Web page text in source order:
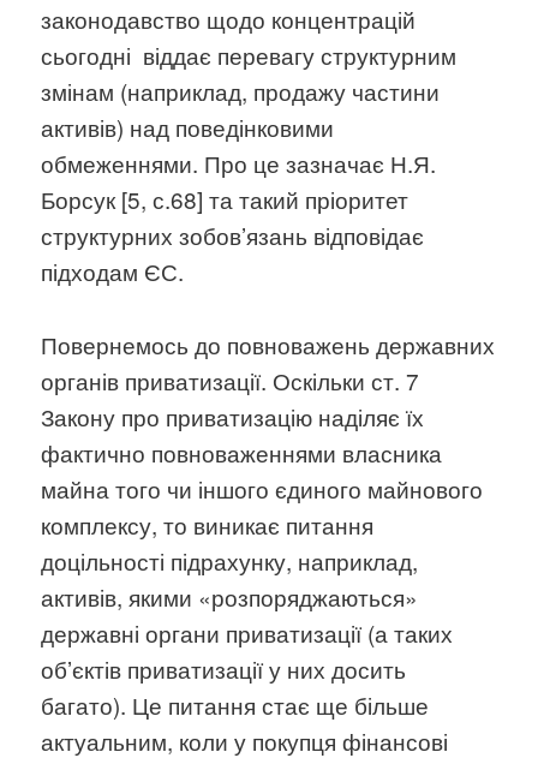
законодавство щодо концентрацій
сьогодні віддає перевагу структурним
змінам (наприклад, продажу частини
активів) над поведінковими
обмеженнями. Про це зазначає Н.Я.
Борсук [5, с.68] та такий пріоритет
структурних зобов’язань відповідає
підходам ЄС.
Повернемось до повноважень державних
органів приватизації. Оскільки ст. 7
Закону про приватизацію наділяє їх
фактично повноваженнями власника
майна того чи іншого єдиного майнового
комплексу, то виникає питання
доцільності підрахунку, наприклад,
активів, якими «розпоряджаються»
державні органи приватизації (а таких
обʼєктів приватизації у них досить
багато). Це питання стає ще більше
актуальним, коли у покупця фінансові